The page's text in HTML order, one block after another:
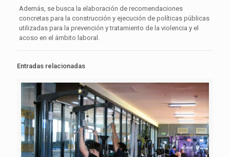
Además, se busca la elaboración de recomendaciones
concretas para la construcción y ejecución de políticas públicas
utilizadas para la prevención y tratamiento de la violencia y el
acoso en el ámbito laboral.
Entradas relacionadas